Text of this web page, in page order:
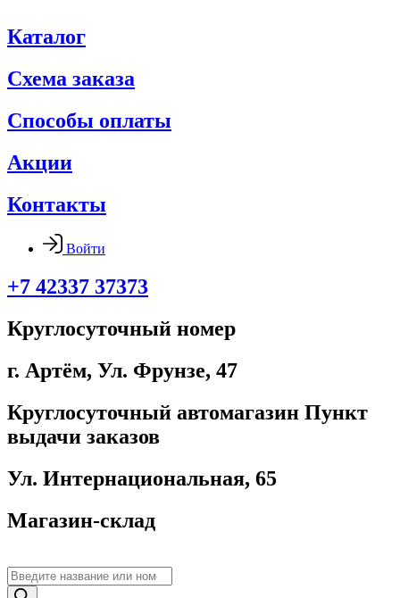
Каталог
Схема заказа
Способы оплаты
Акции
Контакты
Войти
+7 42337 37373
Круглосуточный номер
г. Артём, ​Ул. Фрунзе, 47
Круглосуточный автомагазин Пункт
выдачи заказов
Ул. Интернациональная, 65
Магазин-склад
Поиск
товаров